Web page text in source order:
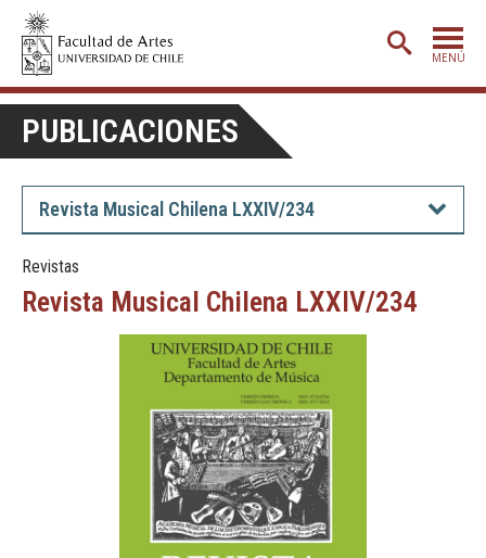
MENÚ
PORTADA
ADMISIÓN
ETAPA BÁSICA
CARRERAS
CREACIÓNE INVESTIGACIÓN
BIBLIOTECA
DEPARTAMENTOS
FACULTAD
Estudiantes Funcionarias/os
PUBLICACIONES
Revista Musical Chilena LXXIV/234
Revistas
Revista Musical Chilena LXXIV/234